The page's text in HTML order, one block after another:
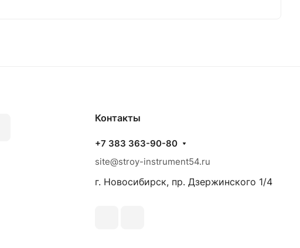
Контакты
+7 383 363-90-80
site@stroy-instrument54.ru
г. Новосибирск, пр. Дзержинского 1/4